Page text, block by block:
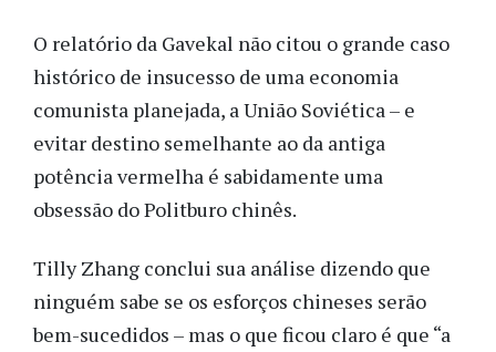
O relatório da Gavekal não citou o grande caso
histórico de insucesso de uma economia
comunista planejada, a União Soviética – e
evitar destino semelhante ao da antiga
potência vermelha é sabidamente uma
obsessão do Politburo chinês.
Tilly Zhang conclui sua análise dizendo que
ninguém sabe se os esforços chineses serão
bem-sucedidos – mas o que ficou claro é que “a